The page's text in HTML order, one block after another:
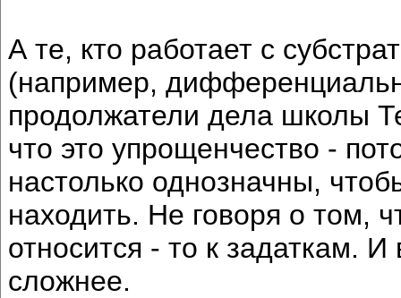
А те, кто работает с
(например,
продолжатели дела школы
что это упрощенчество -
настолько однозначны,
находить. Не говоря о том,
относится - то к задаткам.
сложнее.